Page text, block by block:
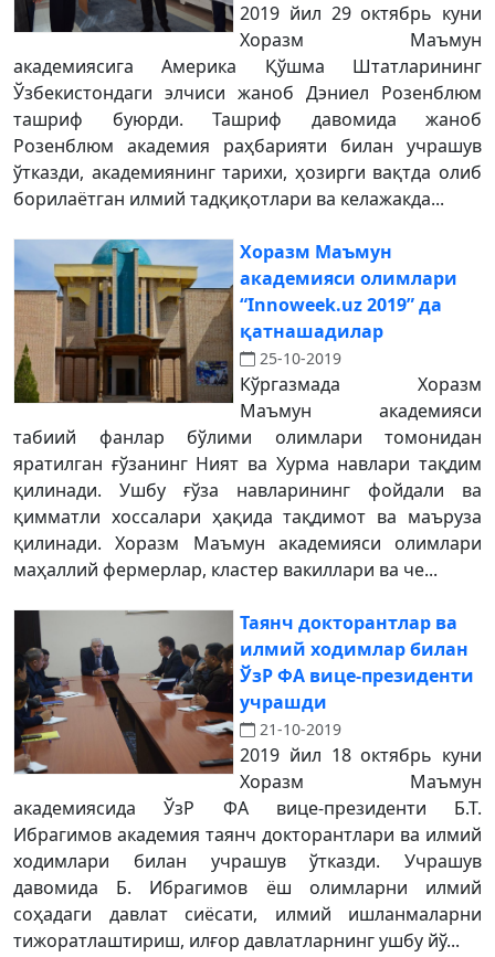
2019 йил 29 октябрь куни
Хоразм Маъмун
академиясига Америка Қўшма Штатларининг
Ўзбекистондаги элчиси жаноб Дэниел Розенблюм
ташриф буюрди. Ташриф давомида жаноб
Розенблюм академия раҳбарияти билан учрашув
ўтказди, академиянинг тарихи, ҳозирги вақтда олиб
борилаётган илмий тадқиқотлари ва келажакда...
Хоразм Маъмун
академияси олимлари
“Innoweek.uz 2019” да
қатнашадилар
25-10-2019
Кўргазмада Хоразм
Маъмун академияси
табиий фанлар бўлими олимлари томонидан
яратилган ғўзанинг Ният ва Хурма навлари тақдим
қилинади. Ушбу ғўза навларининг фойдали ва
қимматли хоссалари ҳақида тақдимот ва маъруза
қилинади. Хоразм Маъмун академияси олимлари
маҳаллий фермерлар, кластер вакиллари ва че...
Таянч докторантлар ва
илмий ходимлар билан
ЎзР ФА вице-президенти
учрашди
21-10-2019
2019 йил 18 октябрь куни
Хоразм Маъмун
академиясида ЎзР ФА вице-президенти Б.Т.
Ибрагимов академия таянч докторантлари ва илмий
ходимлари билан учрашув ўтказди. Учрашув
давомида Б. Ибрагимов ёш олимларни илмий
соҳадаги давлат сиёсати, илмий ишланмаларни
тижоратлаштириш, илғор давлатларнинг ушбу йў...